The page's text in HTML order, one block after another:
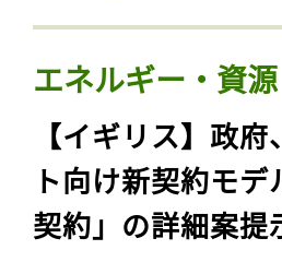
エネルギー・資源
【イギリス】政
ト向け新契約モ
契約」の詳細案提